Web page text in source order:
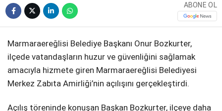
Youtube
ABONE OL
Marmaraereğlisi Belediye Başkanı Onur Bozkurter,
ilçede vatandaşların huzur ve güvenliğini sağlamak
amacıyla hizmete giren Marmaraereğlisi Belediyesi
Merkez Zabıta Amirliği’nin açılışını gerçekleştirdi.
Açılış töreninde konuşan Başkan Bozkurter, ilçeye daha